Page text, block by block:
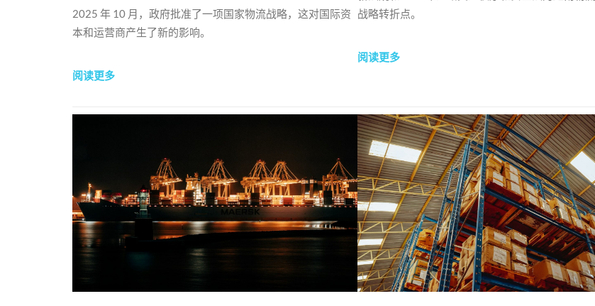
2025 年 10 月，政府批准了一项国家物流战略，这对国际资
本和运营商产生了新的影响。
阅读更多
战略转折点。
阅读更多